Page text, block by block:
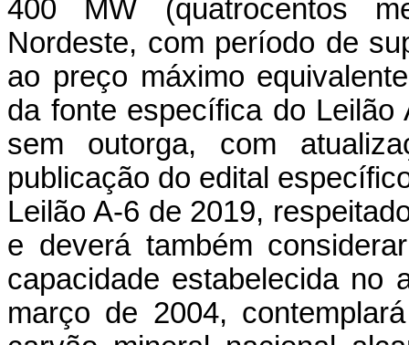
400 MW (quatrocentos
Nordeste, com período de
ao preço máximo
da fonte específica do Leilão
sem outorga, com
publicação do edital
Leilão A-6 de 2019,
e deverá também
capacidade estabelecida no
março de 2004,